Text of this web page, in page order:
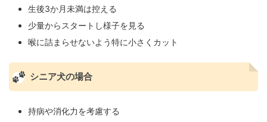
生後3か月未満は控える
少量からスタートし様子を見る
喉に詰まらせないよう特に小さくカット
シニア犬の場合
持病や消化力を考慮する